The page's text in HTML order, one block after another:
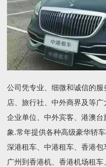
公司凭专业、细微和诚信的
店、旅行社、中外商界及等
企业单位、中外宾客、港澳
象.常年提供各种高级豪华轿
深港租车、中港租车、香港包
广州到香港机、香港机场租